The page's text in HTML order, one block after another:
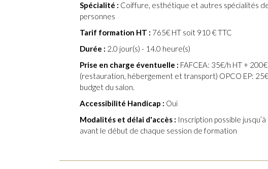
Spécialité : Coiffure, esthétique et autres spécialités
personnes
Tarif formation HT : 765€ HT soit 910 € TTC
Durée : 2.0 jour(s) - 14.0 heure(s)
Prise en charge éventuelle : FAFCEA: 35€/h HT +
(restauration, hébergement et transport) OPCO EP:
budget du salon.
Accessibilité Handicap : Oui
Modalités et délai d'accès : Inscription possible
avant le début de chaque session de formation